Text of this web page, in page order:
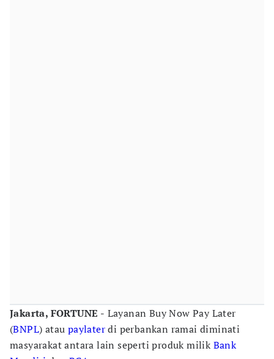
Jakarta, FORTUNE - Layanan Buy Now Pay Later
(BNPL) atau paylaterdi perbankan ramai diminati
masyarakat antara lain seperti produk milikBank